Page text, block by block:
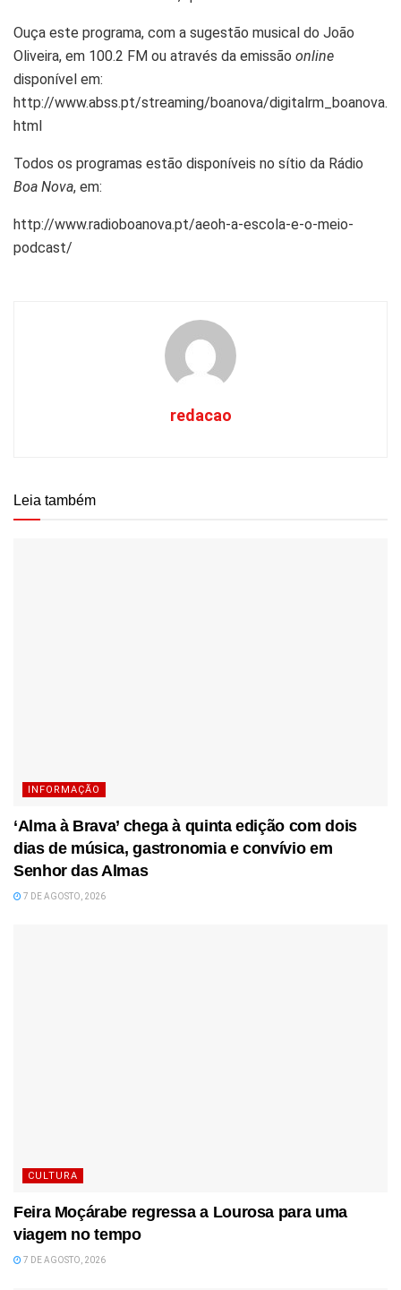
Ouça este programa, com a sugestão musical do João
Oliveira, em 100.2 FM ou através da emissão online
disponível em:
http://www.abss.pt/streaming/boanova/digitalrm_boanova.
html
Todos os programas estão disponíveis no sítio da Rádio
Boa Nova, em:
http://www.radioboanova.pt/aeoh-a-escola-e-o-meio-
podcast/
redacao
Leia também
INFORMAÇÃO
‘Alma à Brava’ chega à quinta edição com dois
dias de música, gastronomia e convívio em
Senhor das Almas
7 DE AGOSTO, 2026
CULTURA
Feira Moçárabe regressa a Lourosa para uma
viagem no tempo
7 DE AGOSTO, 2026